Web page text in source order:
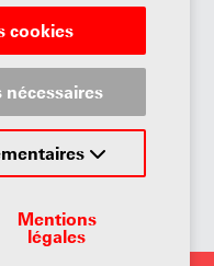
cookies
Mentions
légales